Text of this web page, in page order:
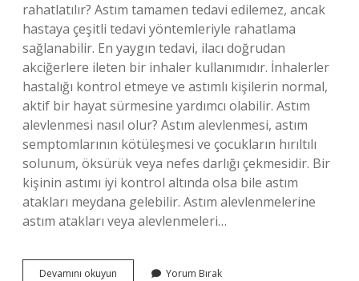
rahatlatılır? Astım tamamen tedavi edilemez, ancak
hastaya çeşitli tedavi yöntemleriyle rahatlama
sağlanabilir. En yaygın tedavi, ilacı doğrudan
akciğerlere ileten bir inhaler kullanımıdır. İnhalerler
hastalığı kontrol etmeye ve astımlı kişilerin normal,
aktif bir hayat sürmesine yardımcı olabilir. Astım
alevlenmesi nasıl olur? Astım alevlenmesi, astım
semptomlarının kötüleşmesi ve çocukların hırıltılı
solunum, öksürük veya nefes darlığı çekmesidir. Bir
kişinin astımı iyi kontrol altında olsa bile astım
atakları meydana gelebilir. Astım alevlenmelerine
astım atakları veya alevlenmeleri…
Devamını okuyun Yorum Bırak